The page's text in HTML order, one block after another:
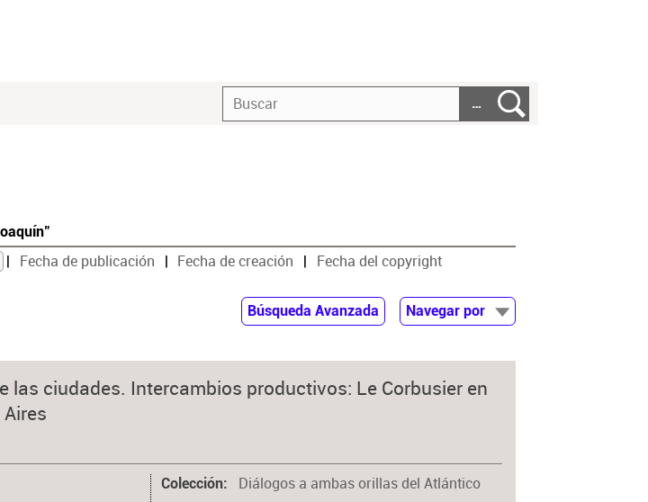
…
Fecha de publicación Fecha de creación Fecha del copyright
Búsqueda Avanzada
Navegar por
Colaborador
ciudades. Intercambios productivos: Le Corbusier en
Colección Diálogos a ambas orillas del Atlántico